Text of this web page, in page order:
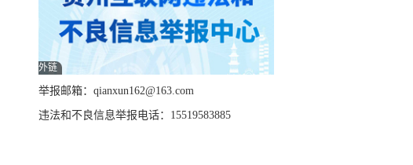
外链
举报邮箱：qianxun162@163.com
违法和不良信息举报电话：15519583885